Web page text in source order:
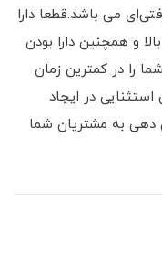
می باشد.قطعا دارا
واتی با قدرت بالا و همچنین دارا بودن
تواند نیاز شما را در کمترین زمان
کیفیتی استثنایی در ایجاد
دهی به مشتریان شما